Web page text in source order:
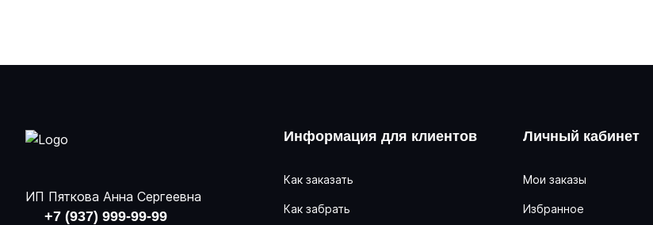
ИП Пяткова Анна Сергеевна
+7 (937) 999-99-99
Информация для клиентов
Как заказать
Как забрать
Личный кабинет
Мои заказы
Избранное